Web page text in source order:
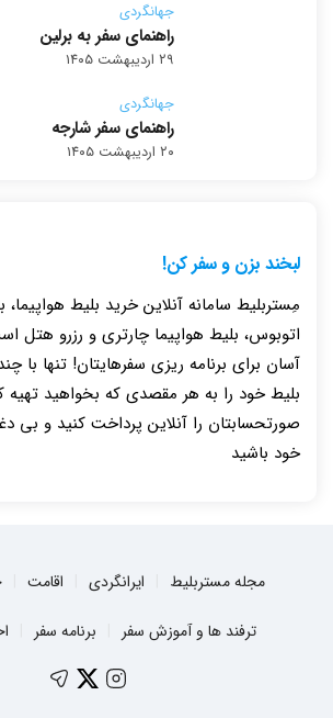
جهانگردی
راهنمای سفر به برلین
۲۹ اردیبهشت ۱۴۰۵
جهانگردی
راهنمای سفر شارجه
۲۰ اردیبهشت ۱۴۰۵
لبخند بزن و سفر کن!
مِستربلیط سامانه آنلاین خرید بلیط هواپیما،
اتوبوس، بلیط هواپیما چارتری و رزرو هتل
آسان برای برنامه ریزی سفرهایتان! تنها با
بلیط خود را به هر مقصدی که بخواهید تهیه
صورتحسابتان را آنلاین پرداخت کنید و بی
خود باشید
مجله مستربلیط ایرانگردی اقامت
ترفند ها و آموزش سفر برنامه سفر